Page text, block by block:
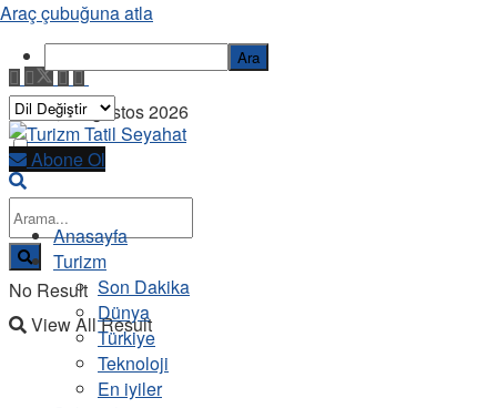
Cuma, 7 Ağustos 2026
No Result
View All Result
Abone Ol
Anasayfa
Turizm
Son Dakika
Dünya
Türkiye
Teknoloji
En iyiler
Araç çubuğuna atla
Ara